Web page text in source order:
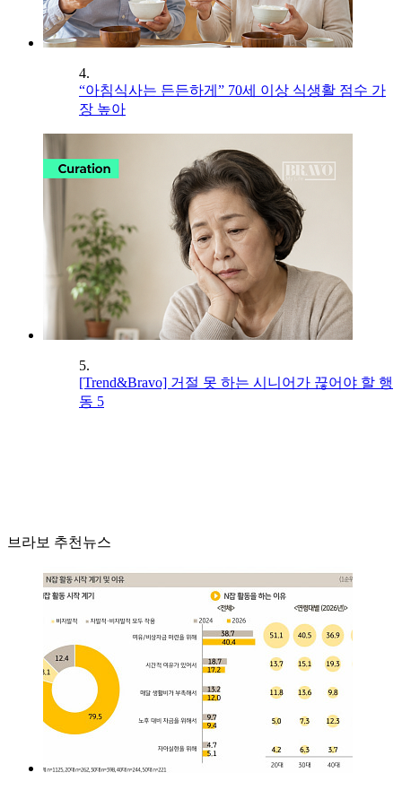
4.
“아침식사는 든든하게” 70세 이상 식생활 점수 가
장 높아
5.
[Trend&Bravo] 거절 못 하는 시니어가 끊어야 할 행
동 5
브라보 추천뉴스